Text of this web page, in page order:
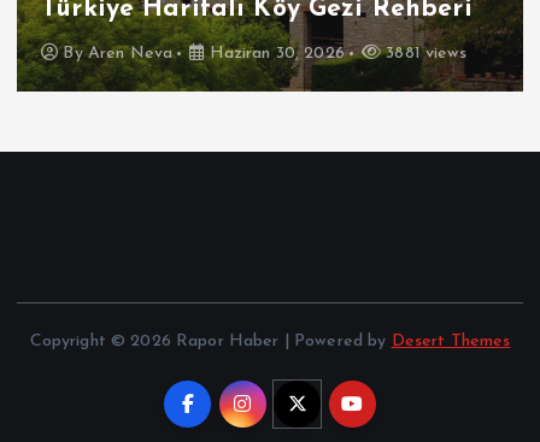
Türkiye Haritalı Köy Gezi Rehberi
ByAren Neva Haziran 30, 2026 3881 views
Copyright © 2026 Rapor Haber | Powered by Desert Themes